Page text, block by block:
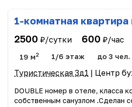
1-комнатная квартира
2500 ₽/сутки 600 ₽/час
19 м2 1/6 этаж до 3 чел.
Туристическая 3д1 | Центр
DOUBLE номер в отеле, класса
собственным санузлом .Сделан